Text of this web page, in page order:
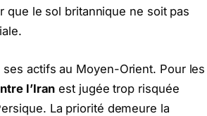
que le sol britannique ne soit pas
actifs au Moyen-Orient. Pour les
l’Iran est jugée trop risquée
La priorité demeure la